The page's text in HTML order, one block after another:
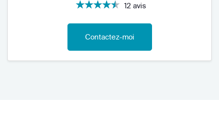
12 avis
Contactez-moi